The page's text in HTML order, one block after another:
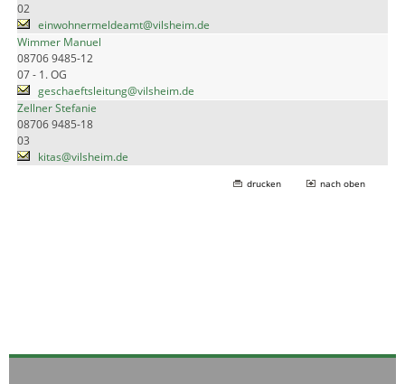
02
einwohnermeldeamt@vilsheim.de
Wimmer Manuel
08706 9485-12
07 - 1. OG
geschaeftsleitung@vilsheim.de
Zellner Stefanie
08706 9485-18
03
kitas@vilsheim.de
drucken nach oben